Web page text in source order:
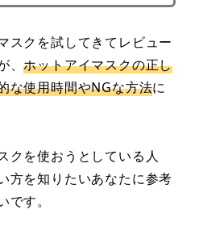
スクを試してきてレビュー
、ホットアイマスクの正し
な使用時間やNGな方法に
クを使おうとしている人
方を知りたいあなたに参考
す。